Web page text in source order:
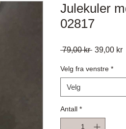
Julekuler
02817
79,00 kr Vanlig
39,00 kr
Velg fra venstre *
Velg
Antall *